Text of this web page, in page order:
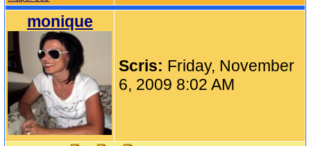
monique
Scris: Friday, November
6, 2009 8:02 AM